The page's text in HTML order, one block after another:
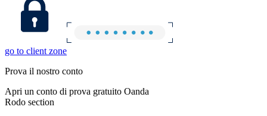
go to client zone
Prova il nostro conto
Apri un conto di prova gratuito Oanda
Rodo section